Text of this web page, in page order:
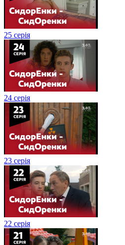
25 серія
24 серія
23 серія
22 серія